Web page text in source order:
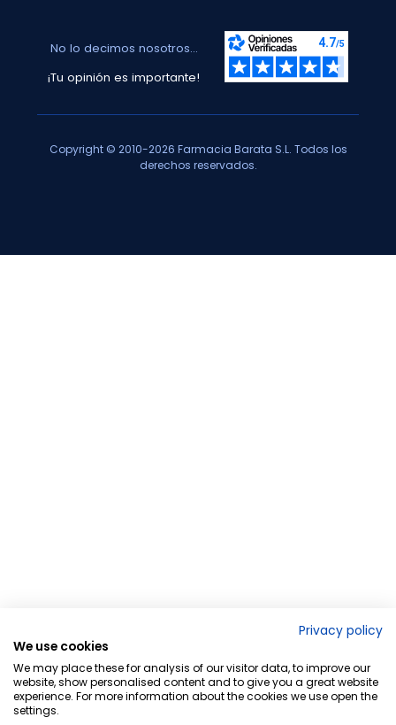
No lo decimos nosotros...
¡Tu opinión es importante!
Copyright © 2010-2026 Farmacia Barata S.L. Todos los
derechos reservados.
Privacy policy
We use cookies
We may place these for analysis of our visitor data, to improve our
website, show personalised content and to give you a great website
experience. For more information about the cookies we use open the
settings.